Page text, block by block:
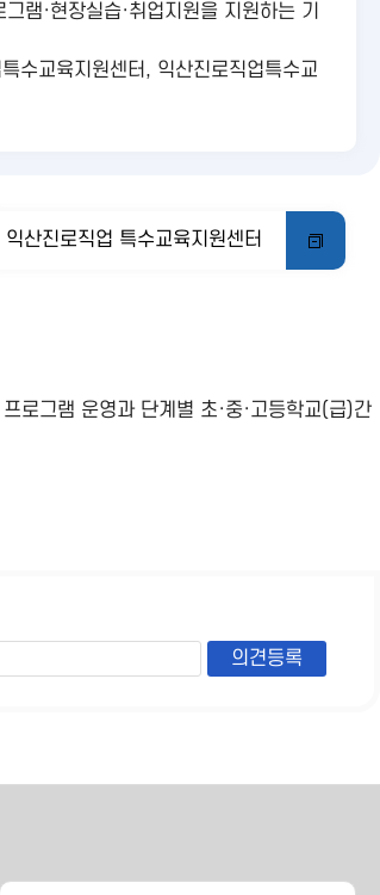
램·현장실습·취업지원을 지원하는 기
수교육지원센터, 익산진로직업특수교
익산진로직업 특수교육지원센터
로그램 운영과 단계별 초·중·고등학교(급)간